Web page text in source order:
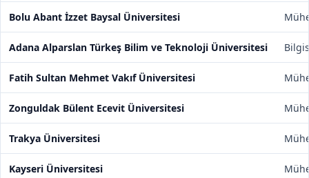
Bolu Abant İzzet Baysal Üniversitesi
Adana Alparslan Türkeş Bilim ve Teknoloji Üniversitesi
Fatih Sultan Mehmet Vakıf Üniversitesi
Zonguldak Bülent Ecevit Üniversitesi
Trakya Üniversitesi
Kayseri Üniversitesi